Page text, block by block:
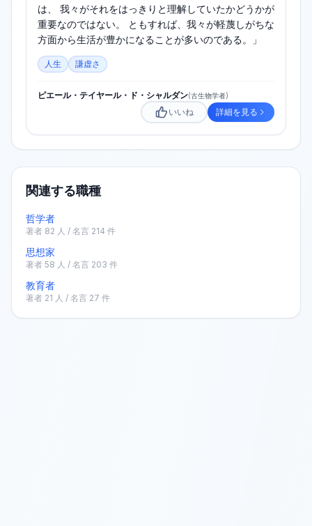
は、 我々がそれをはっきりと理解していたかどうかが
重要なのではない。 ともすれば、我々が軽蔑しがちな
方面から生活が豊かになることが多いのである。」
人生 謙虚さ
ピエール・テイヤール・ド・シャルダン(古生物学者)
いいね 詳細を見る
関連する職種
哲学者
著者 82 人 / 名言 214 件
思想家
著者 58 人 / 名言 203 件
教育者
著者 21 人 / 名言 27 件